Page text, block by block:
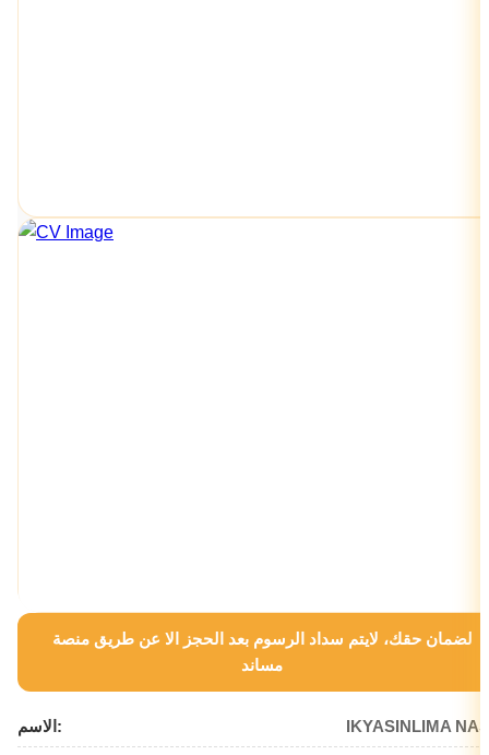
لضمان حقك، لايتم سداد الرسوم بعد الحجز الا عن طريق منصة
مساند
الاسم: IKYASINLIMA